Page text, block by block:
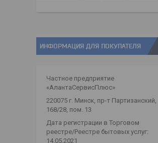
ИНФОРМАЦИЯ ДЛЯ ПОКУПАТЕЛЯ
Частное предприятие
«АлантаСервисПлюс»
220075 г. Минск, пр-т Партизанский,
168/28, пом. 13
Дата регистрации в Торговом
реестре/Реестре бытовых услуг:
14.05.2021